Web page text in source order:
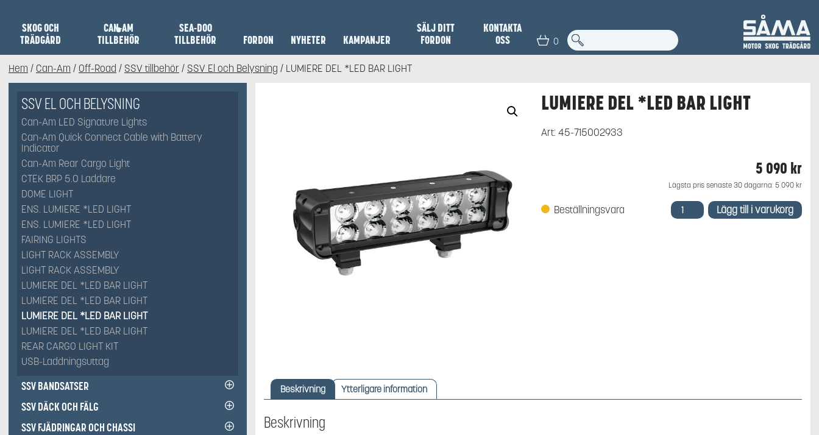
SKOG OCH
TRÄDGÅRD
CAN-AM
TILLBEHÖR
SEA-DOO
TILLBEHÖR
FORDON NYHETER KAMPANJER
SÄLJ DITT
FORDON
KONTAKTA
OSS
0
Hem / Can-Am / Off-Road / SSV tillbehör / SSV El och Belysning / LUMIERE DEL *LED BAR LIGHT
SSV EL OCH BELYSNING
Can-Am LED Signature Lights
Can-Am Quick Connect Cable with Battery
Indicator
Can-Am Rear Cargo Light
CTEK BRP 5.0 Laddare
DOME LIGHT
ENS. LUMIERE *LED LIGHT
ENS. LUMIERE *LED LIGHT
FAIRING LIGHTS
LIGHT RACK ASSEMBLY
LIGHT RACK ASSEMBLY
LUMIERE DEL *LED BAR LIGHT
LUMIERE DEL *LED BAR LIGHT
LUMIERE DEL *LED BAR LIGHT
LUMIERE DEL *LED BAR LIGHT
REAR CARGO LIGHT KIT
USB-Laddningsuttag
SSV BANDSATSER
SSV DÄCK OCH FÄLG
SSV FJÄDRINGAR OCH CHASSI
LUMIERE DEL *LED BAR LIGHT
Art:45-715002933
5 090 kr
Lägsta pris senaste 30 dagarna: 5 090 kr
Beställningsvara LUMIERE
DEL Lägg till i varukorg
Beskrivning Ytterligare information
Beskrivning